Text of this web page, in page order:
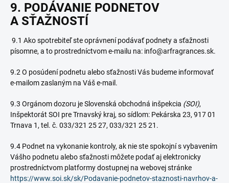
9. PODÁVANIE PODNETOV
A SŤAŽNOSTÍ
9.1 Ako spotrebiteľ ste oprávnení podávať podnety a sťažnosti
písomne, a to prostredníctvom e-mailu na: info@arfragrances.sk.
9.2 O posúdení podnetu alebo sťažnosti Vás budeme informovať
e-mailom zaslaným na Váš e-mail.
9.3 Orgánom dozoru je Slovenská obchodná inšpekcia (SOI),
Inšpektorát SOI pre Trnavský kraj, so sídlom: Pekárska 23, 917 01
Trnava 1 , tel. č. 033/321 25 27, 033/321 25 21 .
9.4 Podnet na vykonanie kontroly, ak nie ste spokojní s vybavením
Vášho podnetu alebo sťažnosti môžete podať aj elektronicky
prostredníctvom platformy dostupnej na webovej stránke
https://www.soi.sk/sk/Podavanie-podnetov-staznosti-navrhov-a-